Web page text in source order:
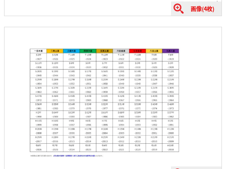
画像(4枚)